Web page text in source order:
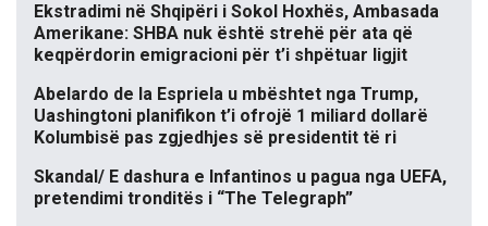
Ekstradimi në Shqipëri i Sokol Hoxhës, Ambasada
Amerikane: SHBA nuk është strehë për ata që
keqpërdorin emigracioni për t’i shpëtuar ligjit
Abelardo de la Espriela u mbështet nga Trump,
Uashingtoni planifikon t’i ofrojë 1 miliard dollarë
Kolumbisë pas zgjedhjes së presidentit të ri
Skandal/ E dashura e Infantinos u pagua nga UEFA,
pretendimi tronditës i “The Telegraph”